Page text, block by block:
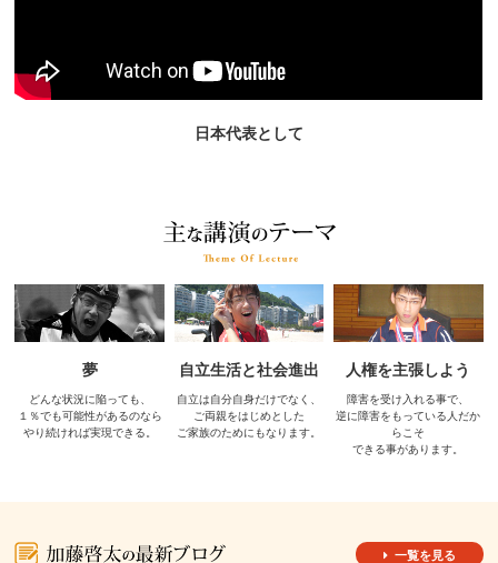
日本代表として
夢
どんな状況に陥っても、
１％でも可能性があるのなら
やり続ければ実現できる。
自立生活と社会進出
自立は自分自身だけでなく、
ご両親をはじめとした
ご家族のためにもなります。
人権を主張しよう
障害を受け入れる事で、
逆に障害をもっている人だか
らこそ
できる事があります。
一覧を見る